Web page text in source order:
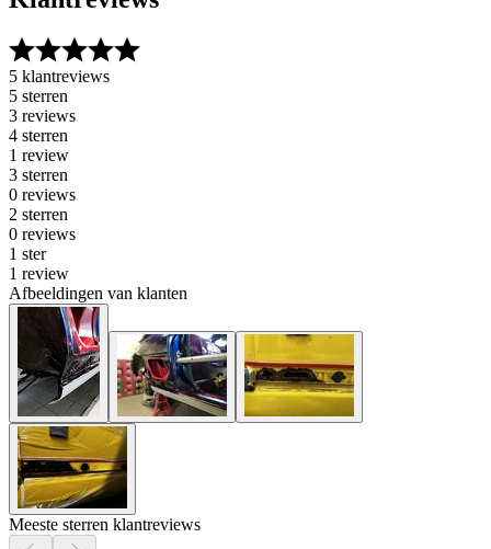
5 klantreviews
5 sterren
3 reviews
4 sterren
1 review
3 sterren
0 reviews
2 sterren
0 reviews
1 ster
1 review
Afbeeldingen van klanten
Meeste sterren klantreviews